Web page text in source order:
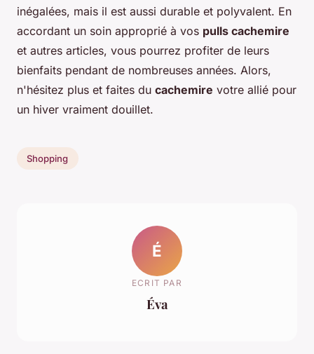
inégalées, mais il est aussi durable et polyvalent. En
accordant un soin approprié à vos pulls cachemire
et autres articles, vous pourrez profiter de leurs
bienfaits pendant de nombreuses années. Alors,
n'hésitez plus et faites du cachemire votre allié pour
un hiver vraiment douillet.
Shopping
É
ECRIT PAR
Éva